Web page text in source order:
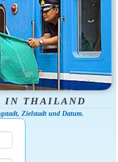
IN THAILAND
Zielstadt und Datum.